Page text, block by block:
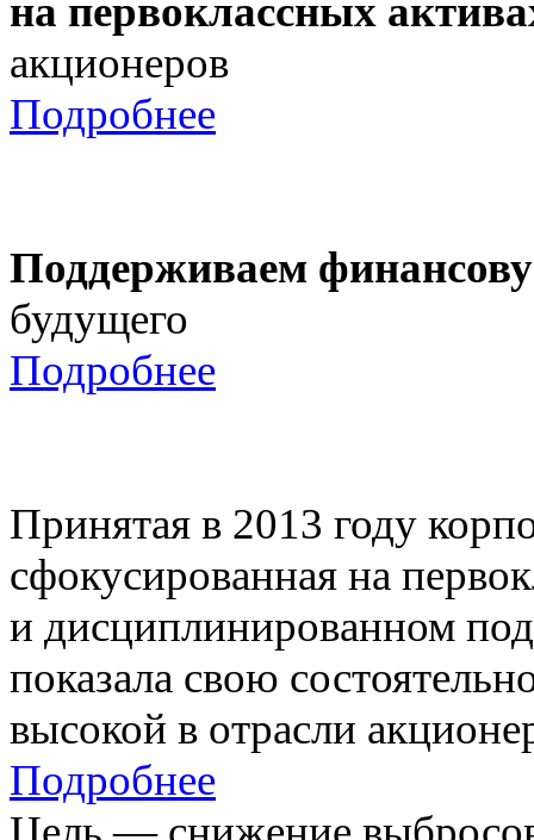
на первоклассных
акционеров
Подробнее
Поддерживаем
будущего
Подробнее
Принятая в 2013 году
сфокусированная на
и дисциплинированном
показала свою
высокой в отрасли
Подробнее